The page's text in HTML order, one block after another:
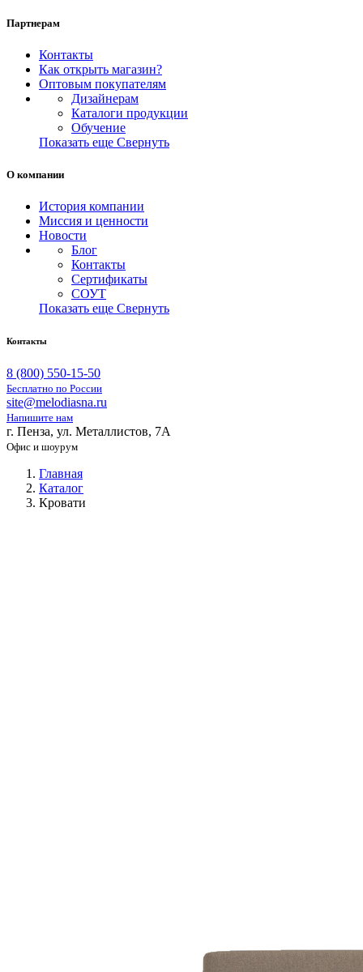
Партнерам
Контакты
Как открыть магазин?
Оптовым покупателям
Дизайнерам
Каталоги продукции
Обучение
Показать еще Свернуть
О компании
История компании
Миссия и ценности
Новости
Блог
Контакты
Сертификаты
СОУТ
Показать еще Свернуть
Контакты
8 (800) 550-15-50
Бесплатно по России
site@melodiasna.ru
Напишите нам
г. Пенза, ул. Металлистов, 7А
Офис и шоурум
Главная
Каталог
Кровати